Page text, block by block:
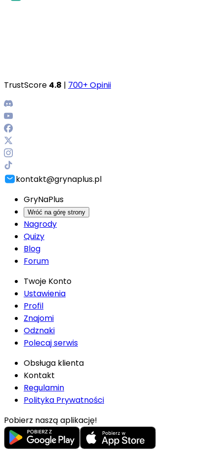
TrustScore 4.8 | 700+ Opinii
kontakt@grynaplus.pl
GryNaPlus
Wróć na górę strony
Nagrody
Quizy
Blog
Forum
Twoje Konto
Ustawienia
Profil
Znajomi
Odznaki
Polecaj serwis
Obsługa klienta
Kontakt
Regulamin
Polityka Prywatności
Pobierz naszą aplikację!